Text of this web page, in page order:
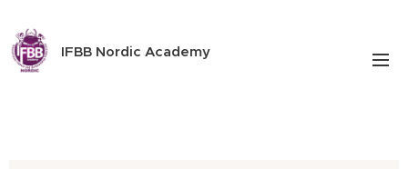
IFBB Nordic Academy